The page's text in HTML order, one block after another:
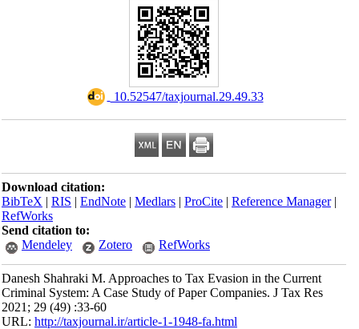
‎ 10.52547/taxjournal.29.49.33
Download citation:
BibTeX|RIS|EndNote|Medlars|ProCite|Reference Manager
RefWorks
Send citation to:
Mendeley
Zotero RefWorks
Danesh Shahraki M. Approaches to Tax Evasion in the Current
Criminal System: A Case Study of Paper Companies. J Tax Res
2021; 29 (49) :33-60
URL:http://taxjournal.ir/article-1-1948-fa.html